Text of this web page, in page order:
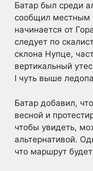
Батар был среди
сообщил
начинается от
следует по
склона Нупце,
вертикальный
I чуть выше
Батар добавил,
весной и
чтобы увидеть,
альтернативой.
что маршрут